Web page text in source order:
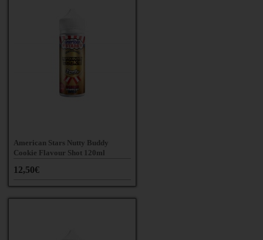
American Stars Nutty Buddy
Cookie Flavour Shot 120ml
12,50€